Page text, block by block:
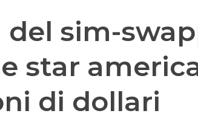
del sim-
star
di dollari